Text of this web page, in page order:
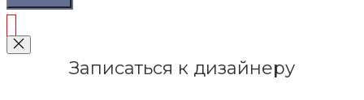
Записаться к дизайнеру